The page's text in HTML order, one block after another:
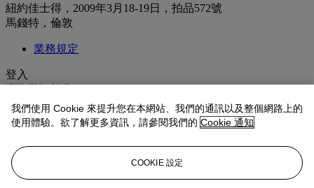
紐約佳士得，2009年3月18-19日，拍品572號
馬錢特，倫敦
業務規定
登入
拍品專文
It is thought that this lavender-blue glaze, also sometimes referred to
as
, was inspired by Ru wares of the Song dynasty. A
slightly larger (15.5 cm.) lavender-glazed dish, bearing a Yongzheng
我們使用 Cookie 來提升您在本網站、我們的通訊以及整個網路上的
使用體驗。欲了解更多資訊，請參閱我們的 Cookie 通知
COOKIE 設定